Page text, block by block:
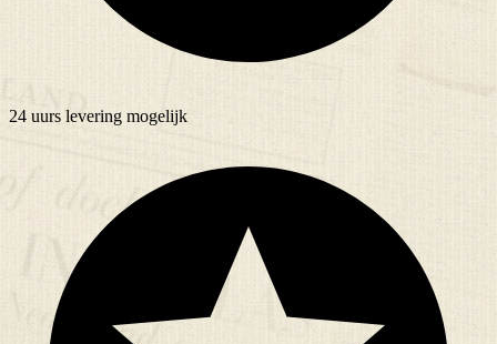
24 uurs levering mogelijk